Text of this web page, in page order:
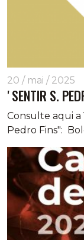
20 / mai / 2025
' SENTIR S.
Consulte aqui a
Pedro Fins":